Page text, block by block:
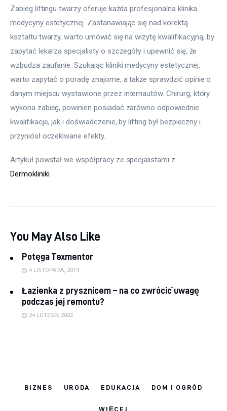
Zabieg liftingu twarzy oferuje każda profesjonalna klinika
medycyny estetycznej. Zastanawiając się nad korektą
kształtu twarzy, warto umówić się na wizytę kwalifikacyjną, by
zapytać lekarza specjalisty o szczegóły i upewnić się, że
wzbudza zaufanie. Szukając kliniki medycyny estetycznej,
warto zapytać o poradę znajome, a także sprawdzić opinie o
danym miejscu wystawione przez internautów. Chirurg, który
wykona zabieg, powinien posiadać zarówno odpowiednie
kwalifikacje, jak i doświadczenie, by lifting był bezpieczny i
przyniósł oczekiwane efekty.
Artykuł powstał we współpracy ze specjalistami z
Dermokliniki.
You May Also Like
Potęga Texmentor
4 LISTOPADA, 2019
Łazienka z prysznicem – na co zwrócić uwagę
podczas jej remontu?
24 LUTEGO, 2022
BIZNES URODA EDUKACJA DOM I OGRÓD
WIĘCEJ